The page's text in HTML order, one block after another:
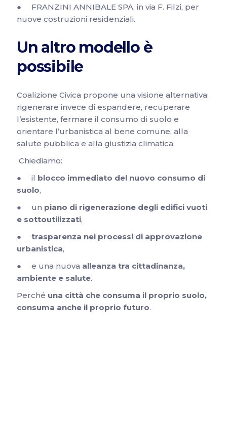
● FRANZINI ANNIBALE SPA, in via F. Filzi, per
nuove costruzioni residenziali.
Un altro modello è
possibile
Coalizione Civica propone una visione alternativa:
rigenerare invece di espandere, recuperare
l’esistente, fermare il consumo di suolo e
orientare l’urbanistica al bene comune, alla
salute pubblica e alla giustizia climatica.
Chiediamo:
● il blocco immediato del nuovo consumo di
suolo,
● un piano di rigenerazione degli edifici vuoti
e sottoutilizzati,
● trasparenza nei processi di approvazione
urbanistica,
● e una nuova alleanza tra cittadinanza,
ambiente e salute.
Perché una città che consuma il proprio suolo,
consuma anche il proprio futuro.